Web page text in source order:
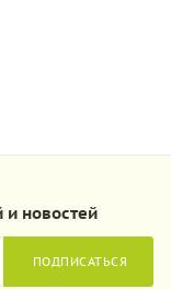
и новостей
ПОДПИСАТЬСЯ